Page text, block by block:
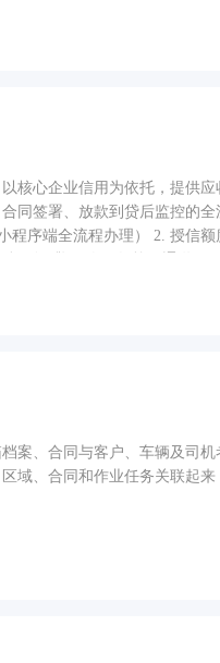
核心企业信用为依托，提供
同签署、放款到贷后监控的
案、合同与客户、车辆及司
域、合同和作业任务关联起